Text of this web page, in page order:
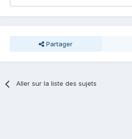
Partager
Aller sur la liste des sujets